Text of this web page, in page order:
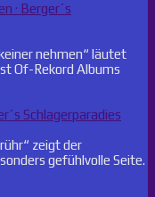
· Berger´s
nehmen“ läutet
Of-Rekord Albums
Schlagerparadies
zeigt der
gefühlvolle Seite.